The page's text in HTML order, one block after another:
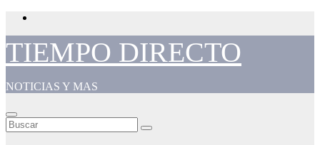
Saltar
contenido
TIEMPO DIRECTO
NOTICIAS Y MAS